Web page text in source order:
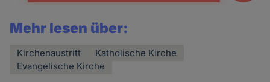
Mehr lesen über:
Kirchenaustritt
Katholische Kirche
Evangelische Kirche